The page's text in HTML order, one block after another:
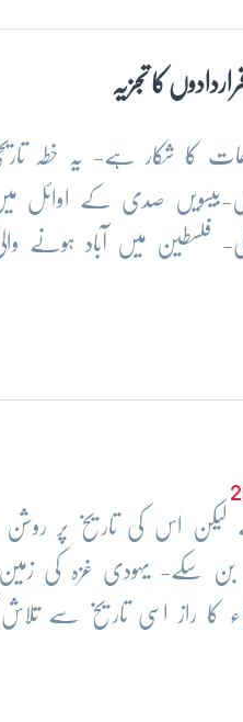
کا تجزیہ
کا شکار ہے- یہ خطہ تاریخی
بیسویں صدی کے اوائل
فلسطین میں آباد ہونے
ہے لیکن اس کی تاریخ پر
سکے- یہودی غزہ کی
کا راز اسی تاریخ سے